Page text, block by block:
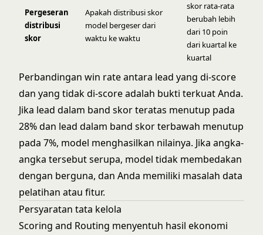
Pergeseran
distribusi
skor
Apakah distribusi skor
model bergeser dari
waktu ke waktu
skor rata-rata
berubah lebih
dari 10 poin
dari kuartal ke
kuartal
Perbandingan win rate antara lead yang di-score
dan yang tidak di-score adalah bukti terkuat Anda.
Jika lead dalam band skor teratas menutup pada
28% dan lead dalam band skor terbawah menutup
pada 7%, model menghasilkan nilainya. Jika angka-
angka tersebut serupa, model tidak membedakan
dengan berguna, dan Anda memiliki masalah data
pelatihan atau fitur.
Persyaratan tata kelola
Scoring and Routing menyentuh hasil ekonomi